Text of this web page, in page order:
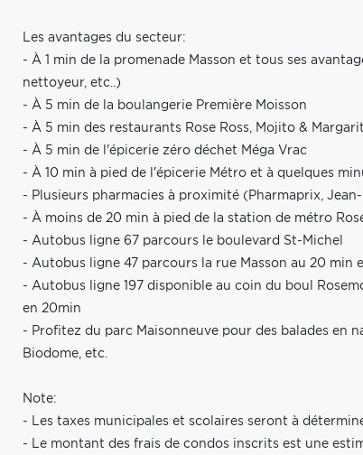
Les avantages du secteur:
- À 1 min de la promenade Masson et tous ses
nettoyeur, etc..)
- À 5 min de la boulangerie Première Moisson
- À 5 min des restaurants Rose Ross, Mojito &
- À 5 min de l'épicerie zéro déchet Méga Vrac
- À 10 min à pied de l'épicerie Métro et à quelques
- Plusieurs pharmacies à proximité (Pharmaprix,
- À moins de 20 min à pied de la station de métro
- Autobus ligne 67 parcours le boulevard St-Michel
- Autobus ligne 47 parcours la rue Masson au 20
- Autobus ligne 197 disponible au coin du boul
en 20min
- Profitez du parc Maisonneuve pour des balades en
Biodome, etc.
Note:
- Les taxes municipales et scolaires seront à
- Le montant des frais de condos inscrits est une